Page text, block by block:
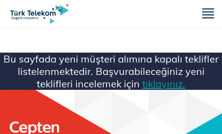
Bu sayfada yeni müşteri alımına kapalı teklifler
listelenmektedir. Başvurabileceğiniz yeni
teklifleri incelemek için tıklayınız.